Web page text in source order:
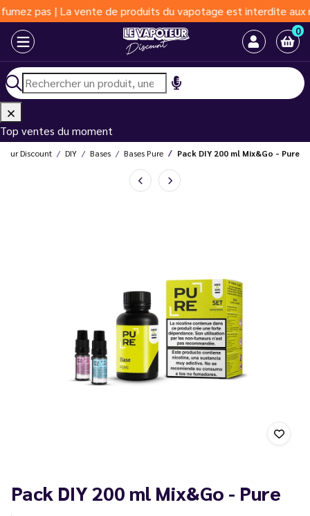
| La vente de produits du vapotage est interdite aux
0
Top ventes du moment
Discount DIY Bases Bases Pure Pack DIY 200 ml Mix&Go - Pure
Pack DIY 200 ml Mix&Go - Pure